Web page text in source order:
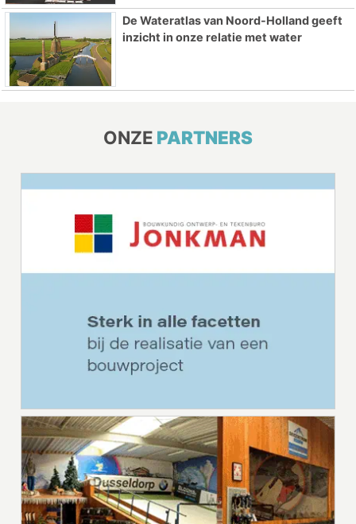
De Wateratlas van Noord-Holland geeft
inzicht in onze relatie met water
ONZE PARTNERS